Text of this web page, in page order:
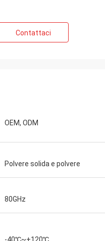
Contattaci
OEM, ODM
Polvere solida e polvere
80GHz